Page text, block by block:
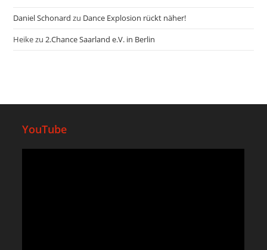
Daniel Schonard zu Dance Explosion rückt näher!
Heikezu2.Chance Saarland e.V. in Berlin
YouTube